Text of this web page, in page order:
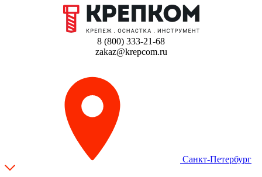
8 (800) 333-21-68
zakaz@krepcom.ru
Санкт-Петербург